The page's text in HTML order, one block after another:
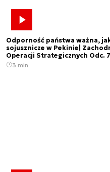
Odporność państwa ważna,
sojusznicze w Pekinie|
Operacji Strategicznych Odc. 7
3 min.